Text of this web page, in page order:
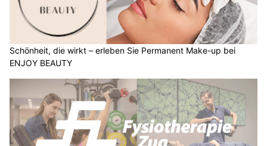
Schönheit, die wirkt – erleben Sie Permanent Make-up bei
ENJOY BEAUTY